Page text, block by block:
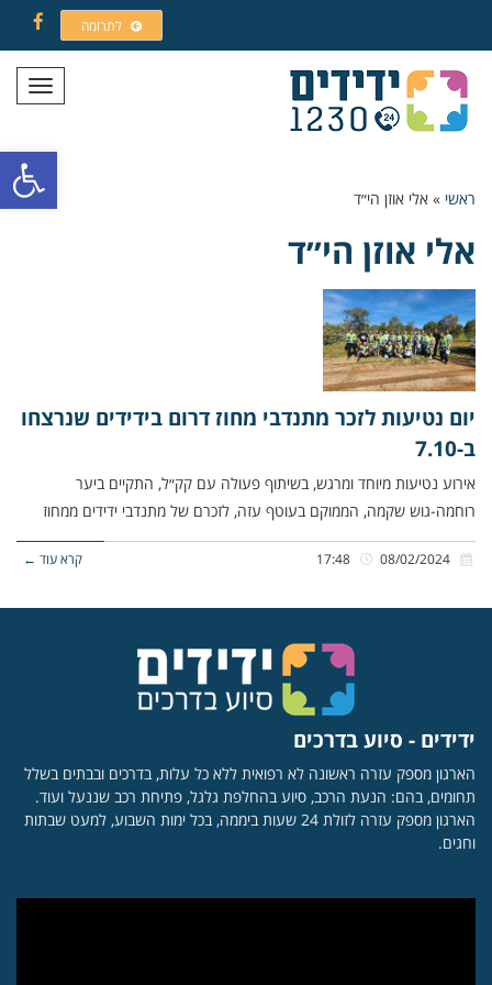
פתח
לתרומה
תפריט
ראשי » אלי אוזן הי״ד
אלי אוזן הי״ד
יום נטיעות לזכר מתנדבי מחוז דרום בידידים שנרצחו
ב-7.10
אירוע נטיעות מיוחד ומרגש, בשיתוף פעולה עם קק״ל, התקיים ביער
רוחמה-גוש שקמה, הממוקם בעוטף עזה, לזכרם של מתנדבי ידידים ממחוז
קרא עוד ←
ידידים - סיוע בדרכים
הארגון מספק עזרה ראשונה לא רפואית ללא כל עלות, בדרכים ובבתים בשלל
תחומים, בהם: הנעת הרכב, סיוע בהחלפת גלגל, פתיחת רכב שננעל ועוד.
הארגון מספק עזרה לזולת 24 שעות ביממה, בכל ימות השבוע, למעט שבתות
וחגים.